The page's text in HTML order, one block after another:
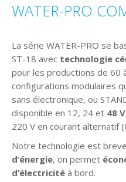
WATER-PRO
La série WATER-PRO se
ST-18 avec technologie
pour les productions de 60
configurations modulaires
sans électronique, ou
disponible en 12, 24 et 48 V
220 V en courant alternatif
Notre technologie est
d’énergie, on permet
d’électricité à bord.